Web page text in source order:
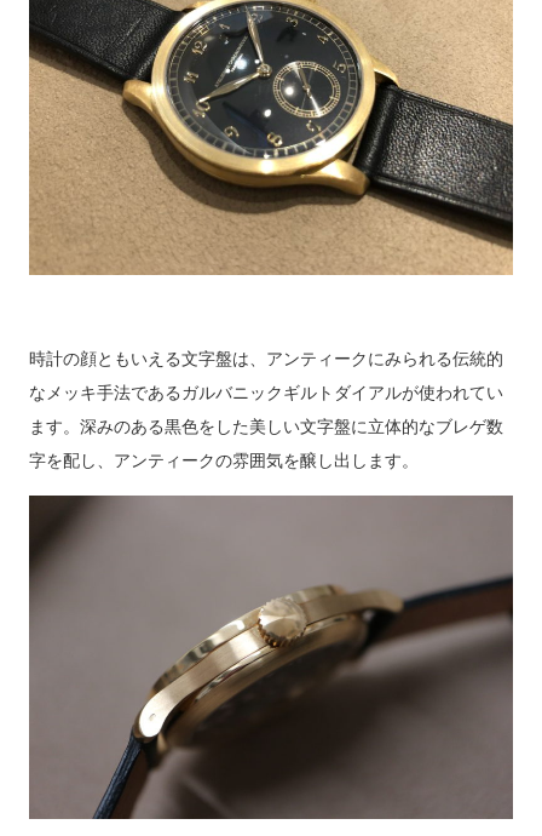
時計の顔ともいえる文字盤は、アンティークにみられる伝統的
なメッキ手法であるガルバニックギルトダイアルが使われてい
ます。深みのある黒色をした美しい文字盤に立体的なブレゲ数
字を配し、アンティークの雰囲気を醸し出します。